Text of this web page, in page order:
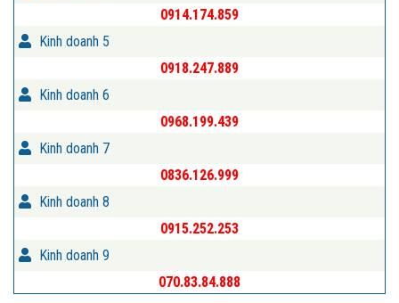
0914.174.859
Kinh doanh 5
0918.247.889
Kinh doanh 6
0968.199.439
Kinh doanh 7
0836.126.999
Kinh doanh 8
0915.252.253
Kinh doanh 9
070.83.84.888